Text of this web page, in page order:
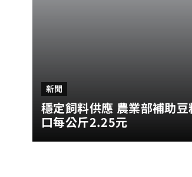
新聞
穩定飼料供應 農業部補助
口每公斤2.25元